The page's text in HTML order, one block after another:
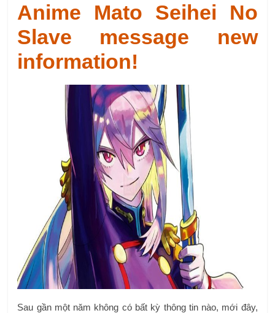
Anime Mato Seihei No
Slave message new
information!
Sau gần một năm không có bất kỳ thông tin nào, mới đây,